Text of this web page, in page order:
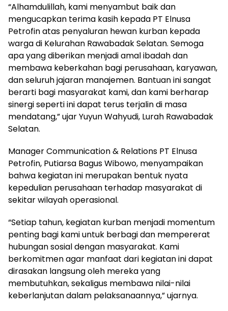
“Alhamdulillah, kami menyambut baik dan
mengucapkan terima kasih kepada PT Elnusa
Petrofin atas penyaluran hewan kurban kepada
warga di Kelurahan Rawabadak Selatan. Semoga
apa yang diberikan menjadi amal ibadah dan
membawa keberkahan bagi perusahaan, karyawan,
dan seluruh jajaran manajemen. Bantuan ini sangat
berarti bagi masyarakat kami, dan kami berharap
sinergi seperti ini dapat terus terjalin di masa
mendatang,” ujar Yuyun Wahyudi, Lurah Rawabadak
Selatan.
Manager Communication & Relations PT Elnusa
Petrofin, Putiarsa Bagus Wibowo, menyampaikan
bahwa kegiatan ini merupakan bentuk nyata
kepedulian perusahaan terhadap masyarakat di
sekitar wilayah operasional.
“Setiap tahun, kegiatan kurban menjadi momentum
penting bagi kami untuk berbagi dan mempererat
hubungan sosial dengan masyarakat. Kami
berkomitmen agar manfaat dari kegiatan ini dapat
dirasakan langsung oleh mereka yang
membutuhkan, sekaligus membawa nilai-nilai
keberlanjutan dalam pelaksanaannya,” ujarnya.